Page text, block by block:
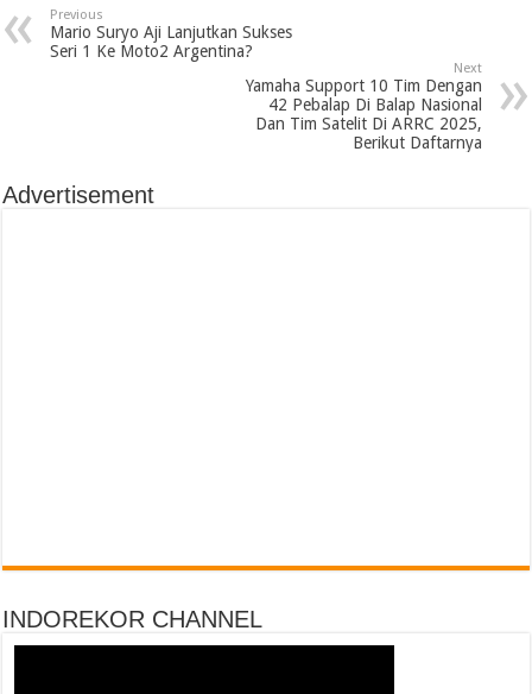
Previous
Mario Suryo Aji Lanjutkan Sukses
Seri 1 Ke Moto2 Argentina?
Next
Yamaha Support 10 Tim Dengan
42 Pebalap Di Balap Nasional
Dan Tim Satelit Di ARRC 2025,
Berikut Daftarnya
Advertisement
INDOREKOR CHANNEL